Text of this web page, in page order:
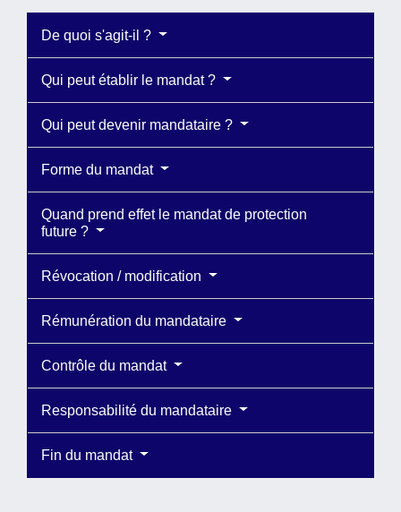
De quoi s'agit-il ?
Qui peut établir le mandat ?
Qui peut devenir mandataire ?
Forme du mandat
Quand prend effet le mandat de protection
future ?
Révocation / modification
Rémunération du mandataire
Contrôle du mandat
Responsabilité du mandataire
Fin du mandat